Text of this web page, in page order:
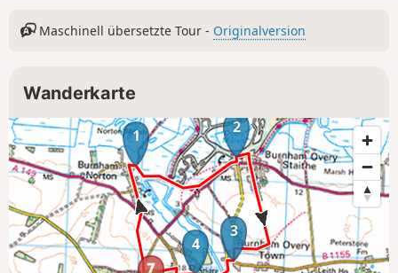
Maschinell übersetzte Tour - Originalversion
Wanderkarte
1 2
3
4